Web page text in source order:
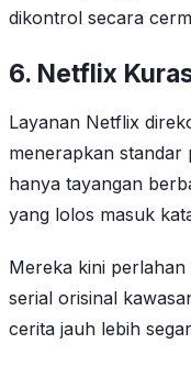
dikontrol secara
6. Netflix
Layanan Netflix
menerapkan standar
hanya tayangan
yang lolos masuk
Mereka kini
serial orisinal
cerita jauh lebih